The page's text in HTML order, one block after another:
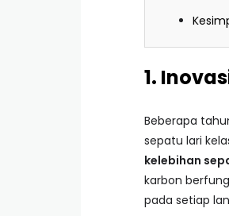
1.
Beberapa
sepatu lari
kelebihan
karbon
pada setiap